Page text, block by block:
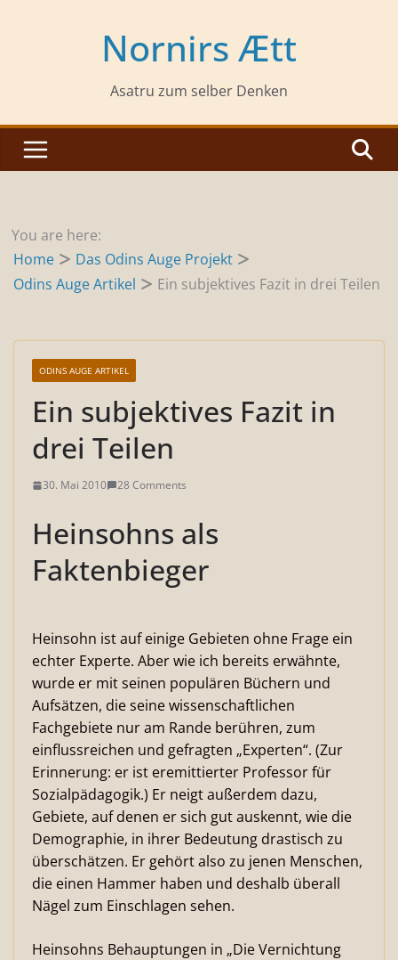
Nornirs Ætt
Asatru zum selber Denken
You are here:
Home
Das Odins Auge Projekt
Odins Auge Artikel
Ein subjektives Fazit in drei Teilen
ODINS AUGE ARTIKEL
Ein subjektives Fazit in
drei Teilen
30. Mai 2010 28 Comments
Heinsohns als
Faktenbieger
Heinsohn ist auf einige Gebieten ohne Frage ein
echter Experte. Aber wie ich bereits erwähnte,
wurde er mit seinen populären Büchern und
Aufsätzen, die seine wissenschaftlichen
Fachgebiete nur am Rande berühren, zum
einflussreichen und gefragten „Experten“. (Zur
Erinnerung: er ist eremittierter Professor für
Sozialpädagogik.) Er neigt außerdem dazu,
Gebiete, auf denen er sich gut auskennt, wie die
Demographie, in ihrer Bedeutung drastisch zu
überschätzen. Er gehört also zu jenen Menschen,
die einen Hammer haben und deshalb überall
Nägel zum Einschlagen sehen.
Heinsohns Behauptungen in „Die Vernichtung